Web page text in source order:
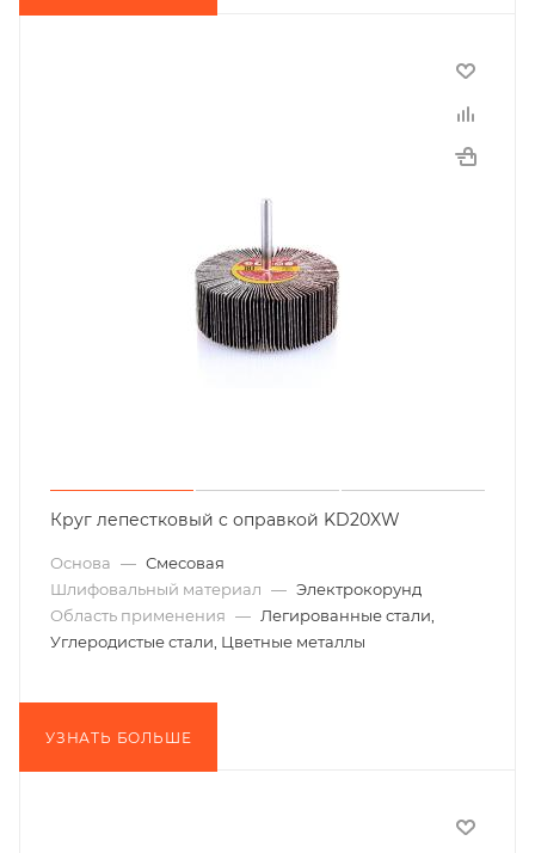
Круг лепестковый с оправкой KD20XW
Основа — Смесовая
Шлифовальный материал — Электрокорунд
Область применения — Легированные стали,
Углеродистые стали, Цветные металлы
УЗНАТЬ БОЛЬШЕ